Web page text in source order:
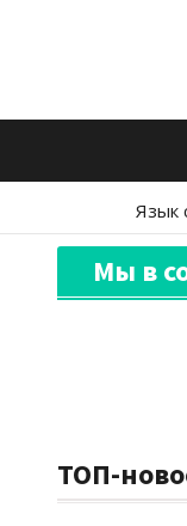
Язык
Мы в
ТОП-